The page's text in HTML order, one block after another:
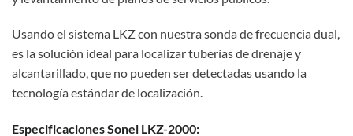
Usando el sistema LKZ con nuestra sonda de frecuencia dual,
es la solución ideal para localizar tuberías de drenaje y
alcantarillado, que no pueden ser detectadas usando la
tecnología estándar de localización.
Especificaciones Sonel LKZ-2000: